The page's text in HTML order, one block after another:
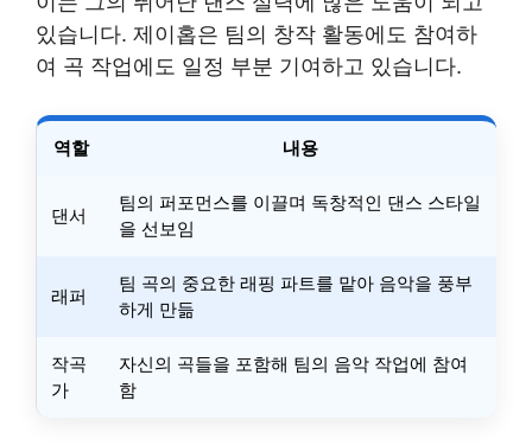
있습니다. 제이홉은 팀의 창작 활동에도 참여하
여 곡 작업에도 일정 부분 기여하고 있습니다.
역할 내용
댄서
팀의 퍼포먼스를 이끌며 독창적인 댄스 스타일
을 선보임
래퍼
팀 곡의 중요한 래핑 파트를 맡아 음악을 풍부
하게 만듦
작곡
가
자신의 곡들을 포함해 팀의 음악 작업에 참여
함